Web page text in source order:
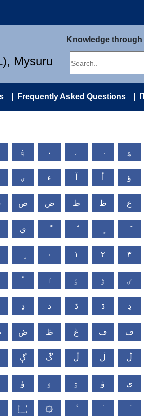
Mysuru
Knowledge
Frequently Asked Questions
؋ ، ؎ ؏
ؠ ء ؤ
ص ض ط ظ ع
ي
٠ ١ ٢ ٣
ٴ ٵ ٶ ٷ ٸ
ډ ڊ ڋ ڌ ڍ
ڞ ڟ ڠ ڡ ڢ
ڳ ڴ ڵ ڶ ڷ
ۈ ۉ ۊ ۋ ی
۝ ۞